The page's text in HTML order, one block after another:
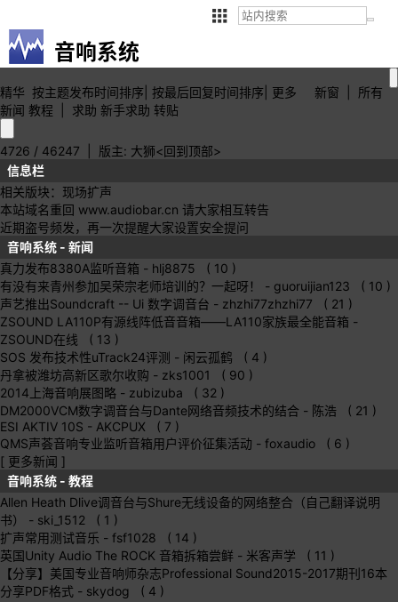
音响系统
精华 按主题发布时间排序 按最后回复时间排序 更多 新窗
所有
新闻 教程 求助 新手求助 转贴
4726 / 46247 | 版主: 大狮<回到顶部>
信息栏
相关版块： 现场扩声
本站域名重回 www.audiobar.cn 请大家相互转告
近期盗号频发，再一次提醒大家设置安全提问
音响系统 - 新闻
真力发布8380A监听音箱 - hlj8875 ( 10 )
有没有来青州参加吴荣宗老师培训的？一起呀！
- guoruijian123 ( 10 )
声艺推出Soundcraft -- Ui 数字调音台 - zhzhi77zhzhi77 ( 21 )
ZSOUND LA110P有源线阵低音音箱——LA110家族最全能音箱 -
ZSOUND在线 ( 13 )
SOS 发布技术性uTrack24评测 - 闲云孤鹤 ( 4 )
丹拿被潍坊高新区歌尔收购 - zks1001 ( 90 )
2014上海音响展图略 - zubizuba ( 32 )
DM2000VCM数字调音台与Dante网络音频技术的结合 - 陈浩 ( 21 )
ESI AKTIV 10S - AKCPUX ( 7 )
QMS声荟音响专业监听音箱用户评价征集活动 - foxaudio ( 6 )
[ 更多新闻 ]
音响系统 - 教程
Allen Heath Dlive调音台与Shure无线设备的网络整合（自己翻译说明
书）
- ski_1512 ( 1 )
扩声常用测试音乐 - fsf1028 ( 14 )
英国Unity Audio The ROCK 音箱拆箱尝鲜 - 米客声学 ( 11 )
【分享】美国专业音响师杂志Professional Sound2015-2017期刊16本
分享PDF格式 - skydog ( 4 )